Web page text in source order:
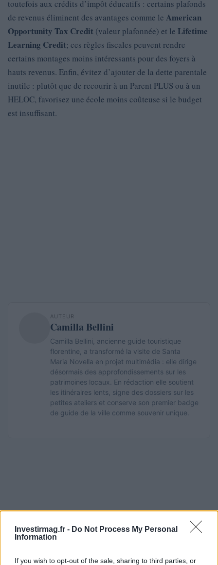
Investirmag.fr - Do Not Process My Personal
Information
If you wish to opt-out of the sale, sharing to third parties, or
toutefois aux crédits d’impôt éducatifs : certains plafonds
de revenus éliminent des avantages comme le American
Opportunity Tax Credit (valeur plafonnée) et le Lifetime
Learning Credit; ces règles fiscales peuvent rendre
certains montages moins intéressants pour des foyers à
hauts revenus. Enfin, évitez d’ajouter de la dette parentale
inutile : plutôt que de recourir à un Parent PLUS ou à un
HELOC, favorisez une école moins coûteuse si le budget
est insuffisant.
AUTEUR
Camilla Bellini
Camilla Bellini, ancienne guide touristique
florentine, a transformé la visite de Santa
Maria Novella en projet multimédia : elle dirige
désormais des approfondissements sur les
patrimoines locaux. En rédaction elle soutient
les itinéraires lents, signe des dossiers sur les
petites ateliers et conserve son premier badge
de guide de la ville comme souvenir unique.